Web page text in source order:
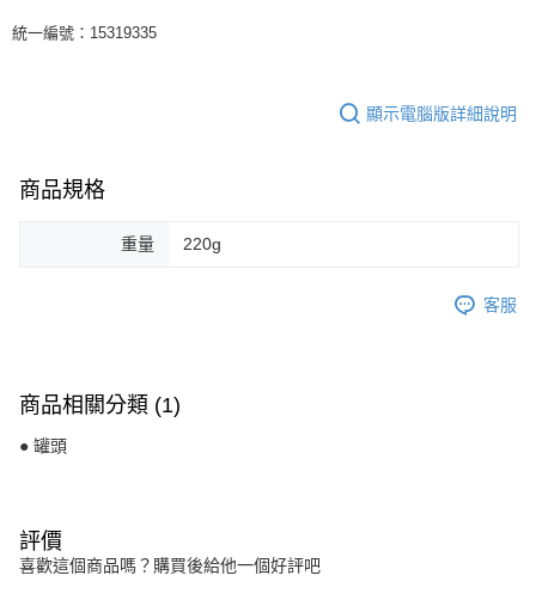
統一編號：15319335
顯示電腦版詳細說明
商品規格
重量 220g
客服
商品相關分類 (1)
● 罐頭
評價
喜歡這個商品嗎？購買後給他一個好評吧